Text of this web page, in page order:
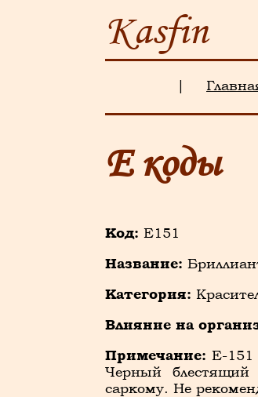
Kasfin
|
Е коды
Код: E151
Название:
Категория:
Влияние на
Примечание: Е-151
Черный блестящий
саркому. Не